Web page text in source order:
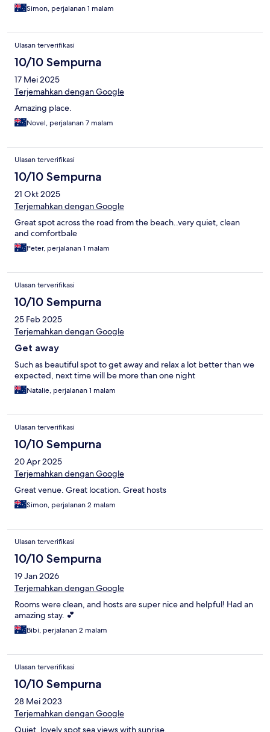
Simon, perjalanan 1 malam
Ulasan terverifikasi
10/10 Sempurna
17 Mei 2025
Terjemahkan dengan Google
Amazing place.
Novel, perjalanan 7 malam
Ulasan terverifikasi
10/10 Sempurna
21 Okt 2025
Terjemahkan dengan Google
Great spot across the road from the beach..very quiet, clean
and comfortbale
Peter, perjalanan 1 malam
Ulasan terverifikasi
10/10 Sempurna
25 Feb 2025
Terjemahkan dengan Google
Get away
Such as beautiful spot to get away and relax a lot better than we
expected, next time will be more than one night
Natalie, perjalanan 1 malam
Ulasan terverifikasi
10/10 Sempurna
20 Apr 2025
Terjemahkan dengan Google
Great venue. Great location. Great hosts
Simon, perjalanan 2 malam
Ulasan terverifikasi
10/10 Sempurna
19 Jan 2026
Terjemahkan dengan Google
Rooms were clean, and hosts are super nice and helpful! Had an
amazing stay. 💕
Bibi, perjalanan 2 malam
Ulasan terverifikasi
10/10 Sempurna
28 Mei 2023
Terjemahkan dengan Google
Quiet, lovely spot sea views with sunrise.